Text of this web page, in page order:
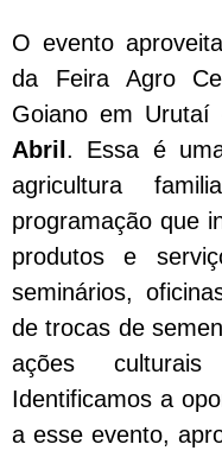
O evento
da Feira Agro
Goiano em Urutaí
Abril . Essa é
agricultura
programação que
produtos e
seminários,
de trocas de
ações
Identificamos a
a esse evento,